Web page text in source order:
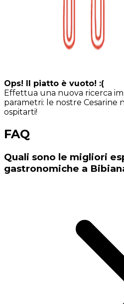
Ops! Il piatto è vuoto! :(
Effettua una nuova ricerca
parametri: le nostre Cesarine
ospitarti!
FAQ
Quali sono le migliori
gastronomiche a